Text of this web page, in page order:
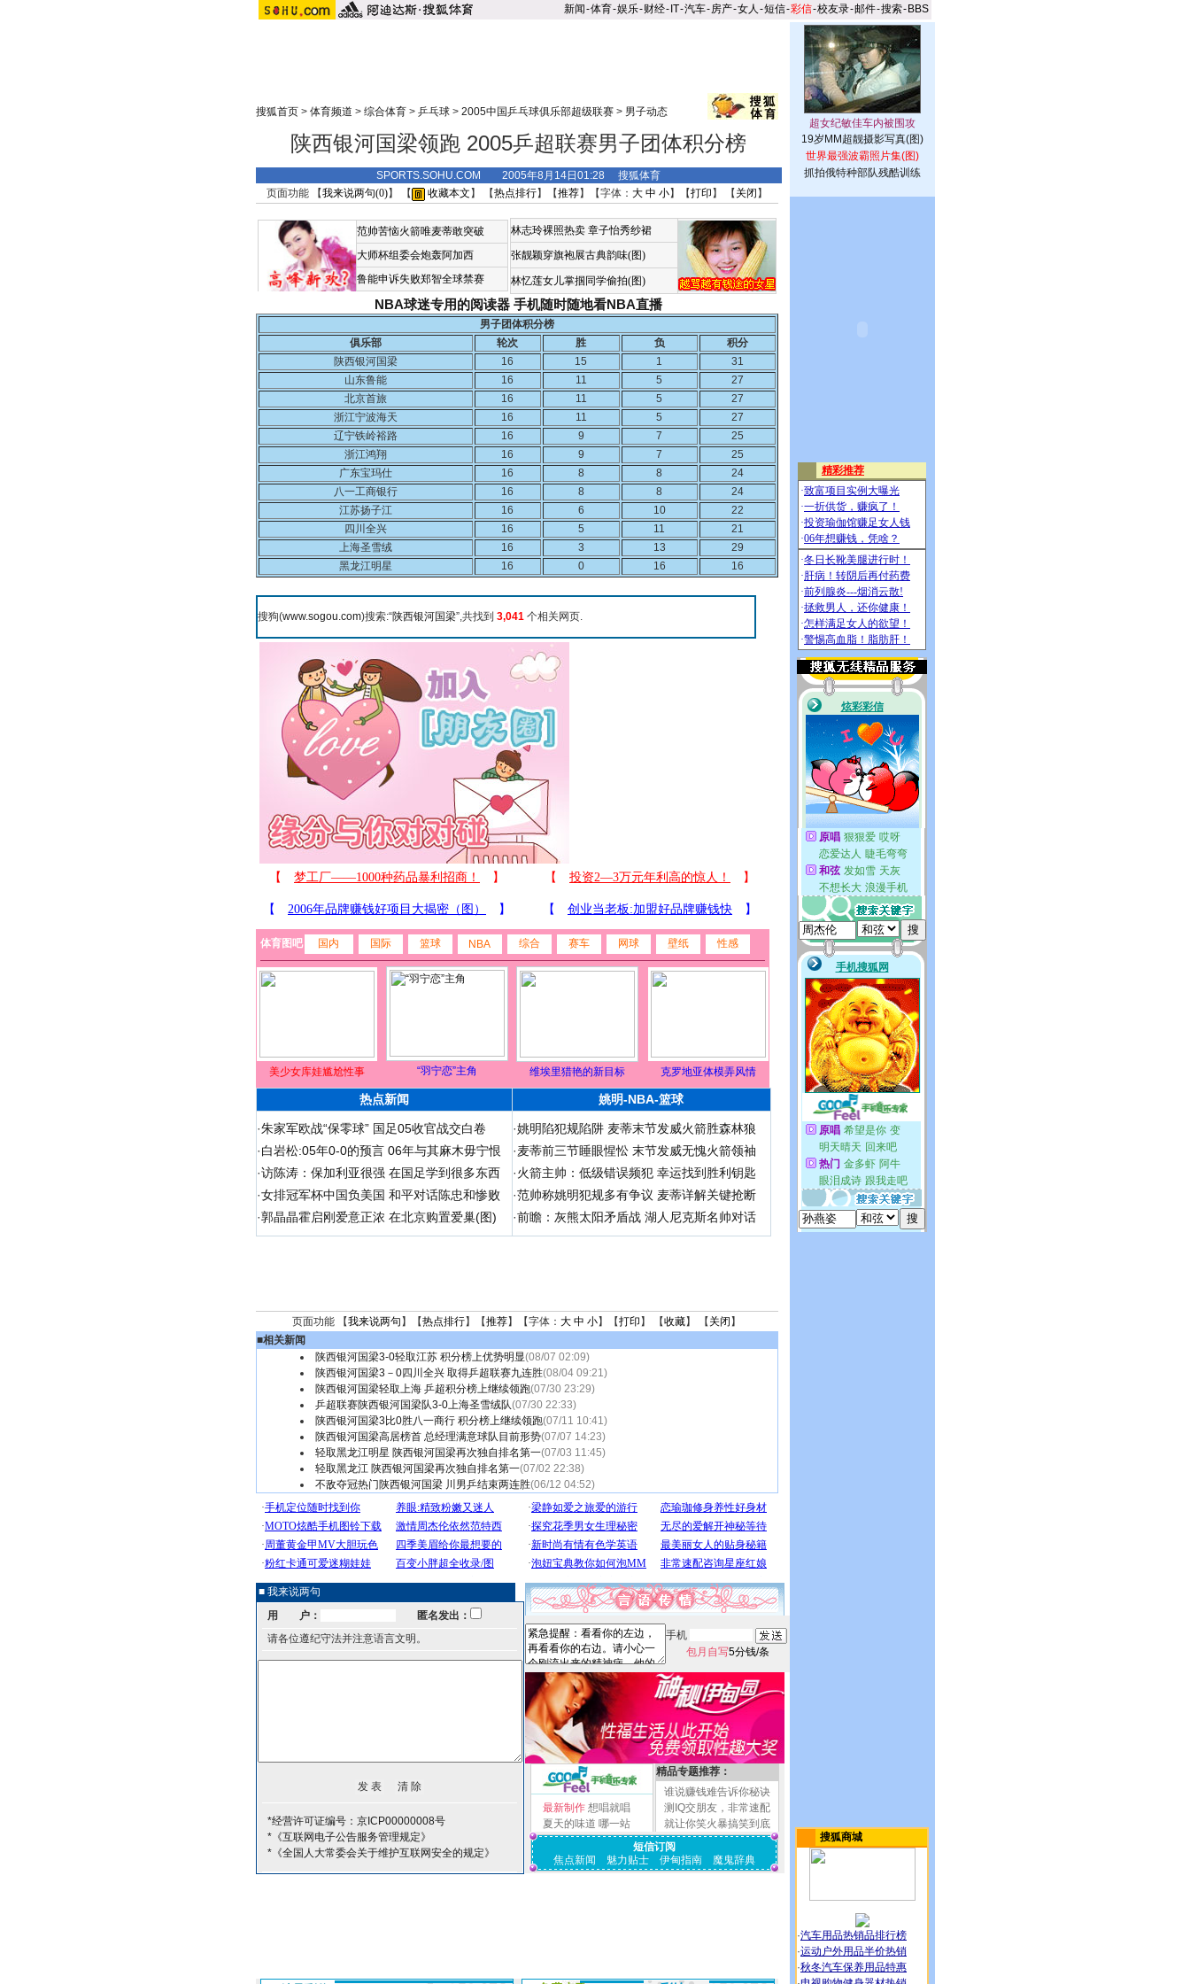
新闻-体育-娱乐-财经- IT-汽车-房产-女人 -短信-彩信-校友录-邮件-搜索- BBS
搜狐首页> 体育频道 > 综合体育> 乒乓球> 2005中国乒乓球俱乐部超级联赛> 男子动态
陕西银河国梁领跑 2005乒超联赛男子团体积分榜
SPORTS.SOHU.COM 2005年8月14日01:28 搜狐体育
页面功能 【我来说两句(0)】 【 收藏本文 】 【热点排行】【推荐】【字体： 大 中 小】【打印 】 【 关闭 】
范帅苦恼火箭唯麦蒂敢突破
大师杯组委会炮轰阿加西
鲁能申诉失败郑智全球禁赛
林志玲裸照热卖 章子怡秀纱裙
张靓颖穿旗袍展古典韵味(图)
林忆莲女儿掌掴同学偷拍(图)
NBA球迷专用的阅读器 手机随时随地看NBA直播
男子团体积分榜
俱乐部
轮次 胜 负
积分
陕西银河国梁
16 15 1
31
山东鲁能
16 11 5
27
北京首旅
16 11 5
27
浙江宁波海天
16 11 5
27
辽宁铁岭裕路
16 9 7
25
浙江鸿翔
16 9 7
25
广东宝玛仕
16 8 8
24
八一工商银行
16 8 8
24
江苏扬子江
16 6 10
22
四川全兴
16 5 11
21
上海圣雪绒
16 3 13
29
黑龙江明星
16 0 16 16
搜狗(www.sogou.com)搜索:“陕西银河国梁”,共找到 3,041 个相关网页.
体育图吧 国内 国际 篮球 NBA 综合 赛车 网球 壁纸 性感
美少女库娃尴尬性事 “羽宁恋”主角 维埃里猎艳的新目标 克罗地亚体模弄风情
热点新闻 姚明-NBA-篮球
·朱家军欧战“保零球” 国足05收官战交白卷
·白岩松:05年0-0的预言 06年与其麻木毋宁恨
·访陈涛：保加利亚很强 在国足学到很多东西
·女排冠军杯中国负美国 和平对话陈忠和惨败
·郭晶晶霍启刚爱意正浓 在北京购置爱巢(图)
·姚明陷犯规陷阱 麦蒂末节发威火箭胜森林狼
·麦蒂前三节睡眼惺忪 末节发威无愧火箭领袖
·火箭主帅：低级错误频犯 幸运找到胜利钥匙
·范帅称姚明犯规多有争议 麦蒂详解关键抢断
·前瞻：灰熊太阳矛盾战 湖人尼克斯名帅对话
页面功能 【我来说两句 】【热点排行】【推荐】【字体： 大 中 小】【打印 】 【收藏】 【 关闭 】
■相关新闻
陕西银河国梁3-0轻取江苏 积分榜上优势明显(08/07 02:09)
陕西银河国梁3－0四川全兴 取得乒超联赛九连胜(08/04 09:21)
陕西银河国梁轻取上海 乒超积分榜上继续领跑(07/30 23:29)
乒超联赛陕西银河国梁队3-0上海圣雪绒队(07/30 22:33)
陕西银河国梁3比0胜八一商行 积分榜上继续领跑(07/11 10:41)
陕西银河国梁高居榜首 总经理满意球队目前形势(07/07 14:23)
轻取黑龙江明星 陕西银河国梁再次独自排名第一(07/03 11:45)
轻取黑龙江 陕西银河国梁再次独自排名第一(07/02 22:38)
不敌夺冠热门陕西银河国梁 川男乒结束两连胜(06/12 04:52)
■ 我来说两句
用 户：
匿名发出：
请各位遵纪守法并注意语言文明。
*经营许可证编号：京ICP00000008号
*《互联网电子公告服务管理规定》
*《全国人大常委会关于维护互联网安全的规定》
手机
包月自写5分钱/条
最新制作 想唱就唱
夏天的味道 哪一站
精品专题推荐：
谁说赚钱难告诉你秘诀
测IQ交朋友，非常速配
就让你笑火暴搞笑到底
短信订阅
焦点新闻
魅力贴士 伊甸指南 魔鬼辞典
19岁MM超靓摄影写真(图)
世界最强波霸照片集(图)
抓拍俄特种部队残酷训练
搜狐商城
·汽车用品热销品排行榜
·运动户外用品半价热销
·秋冬汽车保养用品特惠